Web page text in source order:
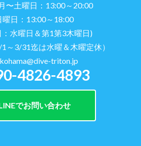
〜土曜日：13:00～20:00
曜日：13:00～18:00
水曜日＆第1第3木曜日)
1～3/31迄は水曜＆木曜定休）
triton.jp
4826-4893
でお問い合わせ